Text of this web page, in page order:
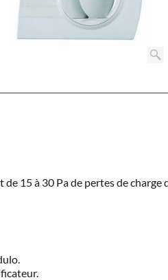
15 à 30 Pa de pertes de charge